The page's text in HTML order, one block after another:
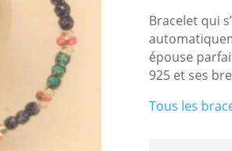
Bracelet qui
épouse
925 et ses
Tous les